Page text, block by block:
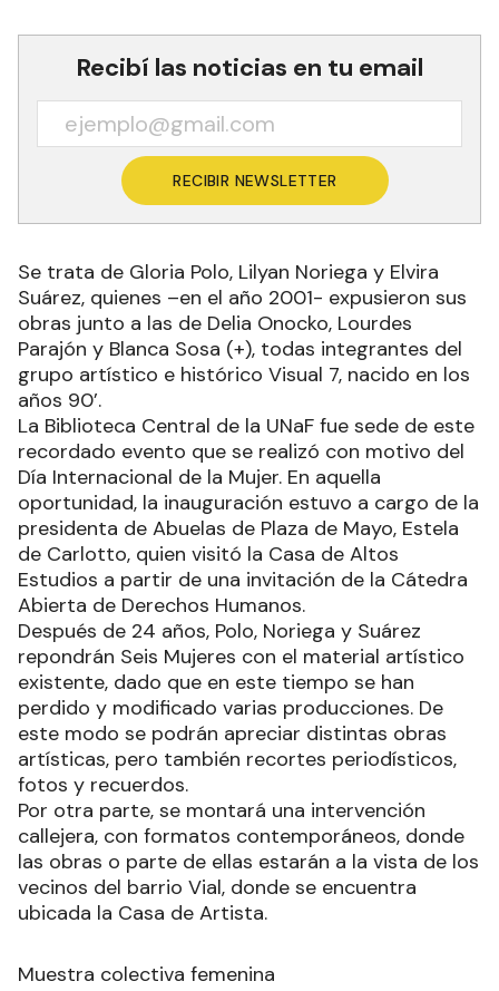
Recibí las noticias en tu email
RECIBIR NEWSLETTER
Se trata de Gloria Polo, Lilyan Noriega y Elvira
Suárez, quienes –en el año 2001- expusieron sus
obras junto a las de Delia Onocko, Lourdes
Parajón y Blanca Sosa (+), todas integrantes del
grupo artístico e histórico Visual 7, nacido en los
años 90’.
La Biblioteca Central de la UNaF fue sede de este
recordado evento que se realizó con motivo del
Día Internacional de la Mujer. En aquella
oportunidad, la inauguración estuvo a cargo de la
presidenta de Abuelas de Plaza de Mayo, Estela
de Carlotto, quien visitó la Casa de Altos
Estudios a partir de una invitación de la Cátedra
Abierta de Derechos Humanos.
Después de 24 años, Polo, Noriega y Suárez
repondrán Seis Mujeres con el material artístico
existente, dado que en este tiempo se han
perdido y modificado varias producciones. De
este modo se podrán apreciar distintas obras
artísticas, pero también recortes periodísticos,
fotos y recuerdos.
Por otra parte, se montará una intervención
callejera, con formatos contemporáneos, donde
las obras o parte de ellas estarán a la vista de los
vecinos del barrio Vial, donde se encuentra
ubicada la Casa de Artista.
Muestra colectiva femenina